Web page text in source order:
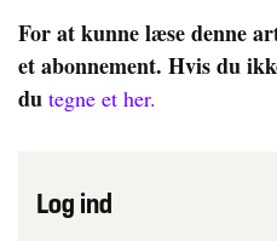
For at kunne læse denne
et abonnement. Hvis du
du tegne et her.
Log ind